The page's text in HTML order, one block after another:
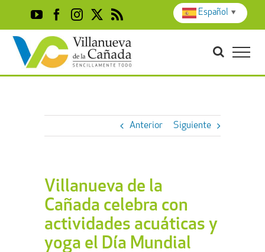
content
YouTubeFacebook
Instagram
X Rss
Anterior Siguiente
Villanueva de la
Cañada celebra con
actividades acuáticas y
yoga el Día Mundial
Español ▼